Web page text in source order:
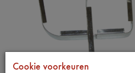
Cookie voorkeuren